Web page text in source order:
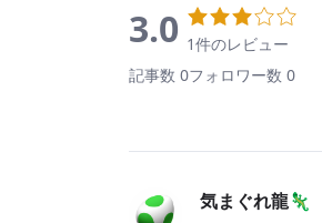
3.0 1件のレビュー
記事数 0フォロワー数 0
気まぐれ龍🦎